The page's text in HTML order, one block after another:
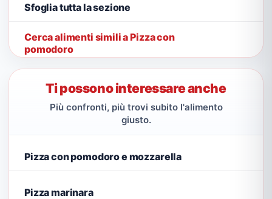
Sfoglia tutta la sezione
Cerca alimenti simili a Pizza con
pomodoro
Ti possono interessare anche
Più confronti, più trovi subito l'alimento
giusto.
Pizza con pomodoro e mozzarella
Pizza marinara